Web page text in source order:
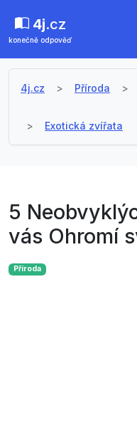
4j.cz
konečně odpověď
4j.cz Příroda
Exotická zvířata
5
vás Ohromí
Příroda